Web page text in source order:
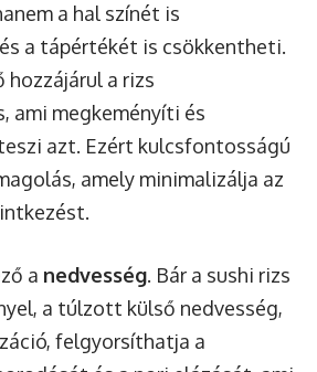
a hal színét is
a tápértékét is csökkentheti.
a rizs
ami megkeményíti és
azt. Ezért kulcsfontosságú
amely minimalizálja az
a nedvesség. Bár a sushi rizs
a túlzott külső nedvesség,
felgyorsíthatja a